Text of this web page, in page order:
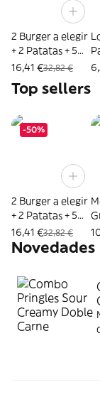
2 Burger a elegir
+ 2 Patatas + 5
Nuggets
16,41 €32,82 €
Top sellers
-50%
2 Burger a elegir
+ 2 Patatas + 5
Nuggets
16,41 €32,82 €
Novedades